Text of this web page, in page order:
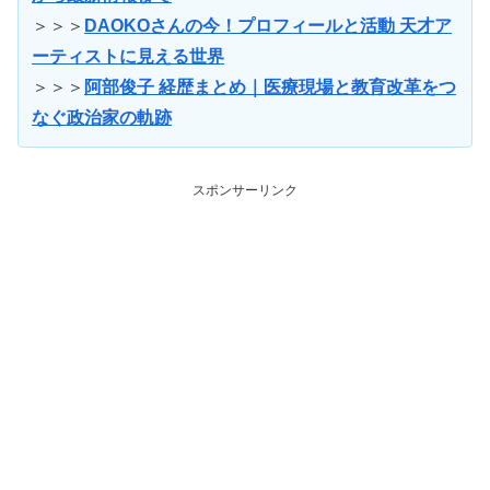
＞＞＞ DAOKOさんの今！プロフィールと活動 天才ア
ーティストに見える世界
＞＞＞ 阿部俊子 経歴まとめ｜医療現場と教育改革をつ
なぐ政治家の軌跡
スポンサーリンク